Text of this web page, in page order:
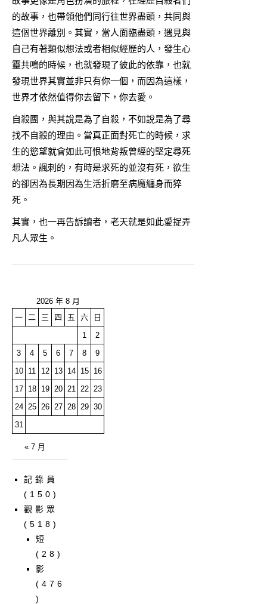
的故事，也帶領他們同行往世界盡頭，共同與
這個世界離別。其實，當人面臨盡頭，遇見與
自己有著類似想法或者相似經歷的人，發生心
靈共鳴的時候，也就發現了彼此的依靠，也就
發現世界其實並非只有你一個，而因為這樣，
世界才依然值得你去留下，你去愛。
自殺團，與其說是為了自殺，不如說是為了尋
找不自殺的理由。當真正面對死亡的時候，求
生的慾望就會如此可恨地背叛曾經的堅定尋死
想法。諷刺的，有時是求死的並沒有死，欲生
的卻因為長期因為生活折磨至病魔纏身而猝
死。
其實，也一再告訴讀者，老天就是如此愛捉弄
凡人眾生。
2026 年 8 月
一
二 三 四 五 六
日
1
2
3
4 5 6 7 8
9
10
11 12 13 14 15
16
17
18 19 20 21 22
23
24
25 26 27 28 29 30
31
« 7 月
記錄員
(150)
觀影眾
(518)
短
(28)
影
(476
)